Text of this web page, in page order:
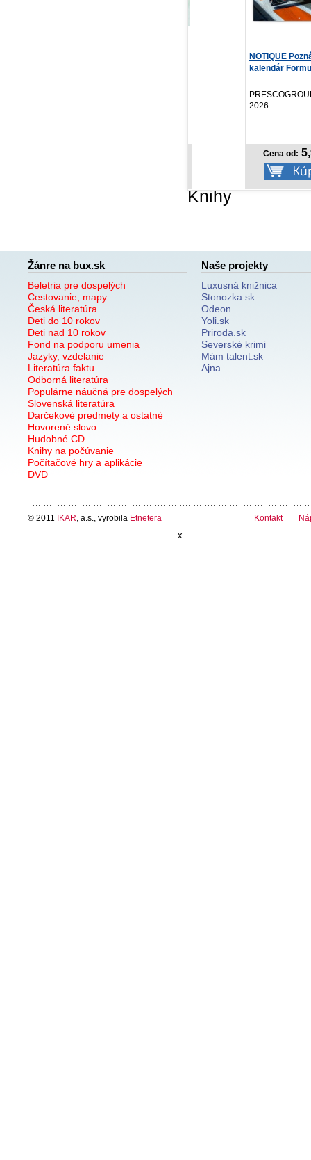
NOTIQUE Poznámkový
kalendár Formule – Ji...
PRESCOGROUP SK,
5,97 €
Knihy
Žánre na bux.sk
Beletria pre dospelých
Cestovanie, mapy
Česká literatúra
Deti do 10 rokov
Deti nad 10 rokov
Fond na podporu umenia
Jazyky, vzdelanie
Literatúra faktu
Odborná literatúra
Populárne náučná pre dospelých
Slovenská literatúra
Darčekové predmety a ostatné
Hovorené slovo
Hudobné CD
Knihy na počúvanie
Počítačové hry a aplikácie
DVD
Naše projekty
Luxusná knižnica
Stonozka.sk
Odeon
Yoli.sk
Priroda.sk
Severské krimi
Mám talent.sk
Ajna
© 2011 IKAR , a.s., vyrobila Etnetera Kontakt
x